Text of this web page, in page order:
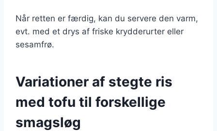
Når retten er færdig, kan du servere den varm,
evt. med et drys af friske krydderurter eller
sesamfrø.
Variationer af stegte ris
med tofu til forskellige
smagsløg